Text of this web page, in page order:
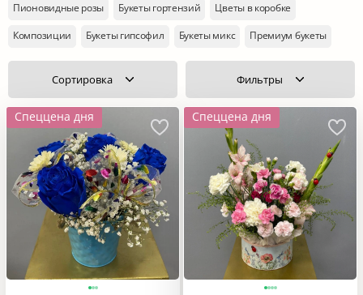
Пионовидные розы
Букеты гортензий
Цветы в коробке
Композиции
Букеты гипсофил Букеты микс Премиум букеты
Сортировка Фильтры
Спеццена дня Спеццена дня